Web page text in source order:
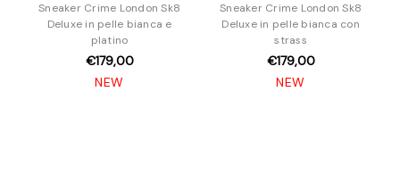
Sneaker Crime London Sk8
Deluxe in pelle bianca e
platino
€179,00
NEW
Sneaker Crime London Sk8
Deluxe in pelle bianca con
strass
€179,00
NEW